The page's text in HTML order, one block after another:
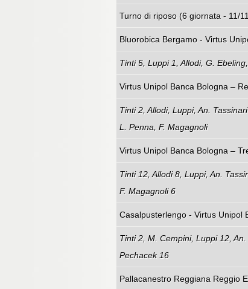
Turno di riposo (6 giornata - 11/
Bluorobica Bergamo - Virtus
Tinti 5, Luppi 1, Allodi, G.
Virtus Unipol Banca Bologna –
Tinti 2, Allodi, Luppi, An.
L. Penna, F. Magagnoli
Virtus Unipol Banca
Tinti 12, Allodi 8, Luppi, An.
F. Magagnoli 6
Casalpusterlengo - Virtus Unipol
Tinti 2, M. Cempini, Luppi 12,
Pechacek 16
Pallacanestro Reggiana Reggio